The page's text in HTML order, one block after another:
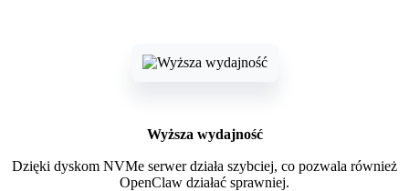
Wyższa wydajność
Dzięki dyskom NVMe serwer działa szybciej, co pozwala również
OpenClaw działać sprawniej.